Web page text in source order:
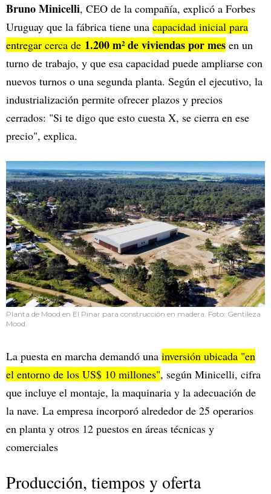
Bruno Minicelli, CEO de la compañía, explicó a Forbes
Uruguay que la fábrica tiene una capacidad inicial para
entregar cerca de 1.200 m² de viviendas por mes en un
turno de trabajo, y que esa capacidad puede ampliarse con
nuevos turnos o una segunda planta. Según el ejecutivo, la
industrialización permite ofrecer plazos y precios
cerrados: "Si te digo que esto cuesta X, se cierra en ese
precio", explica.
Planta de Mood en El Pinar para construcción en madera. Foto: Gentileza
Mood.
La puesta en marcha demandó una inversión ubicada "en
el entorno de los US$ 10 millones", según Minicelli, cifra
que incluye el montaje, la maquinaria y la adecuación de
la nave. La empresa incorporó alrededor de 25 operarios
en planta y otros 12 puestos en áreas técnicas y
comerciales
Producción, tiempos y oferta